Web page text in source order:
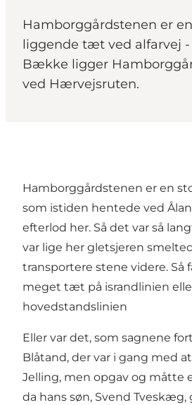
Hamborggårdstenen er
liggende tæt ved alfarvej
Bække ligger
ved Hærvejsruten.
Hamborggårdstenen er en
som istiden hentede ved
efterlod her. Så det var så
var lige her gletsjeren
transportere stene videre. Så
meget tæt på israndlinien
hovedstandslinien
Eller var det, som sagnene
Blåtand, der var i gang med
Jelling, men opgav og måtte
da hans søn, Svend